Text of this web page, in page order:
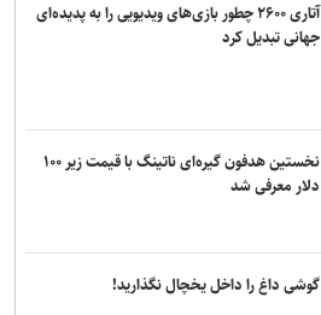
آتاری ۲۶۰۰ چطور بازی‌های ویدیویی را به پدیده‌ای
جهانی تبدیل کرد
نخستین هدفون گیره‌ای ناتینگ با قیمت زیر ۱۰۰
دلار معرفی شد
گوشی داغ را داخل یخچال نگذارید!